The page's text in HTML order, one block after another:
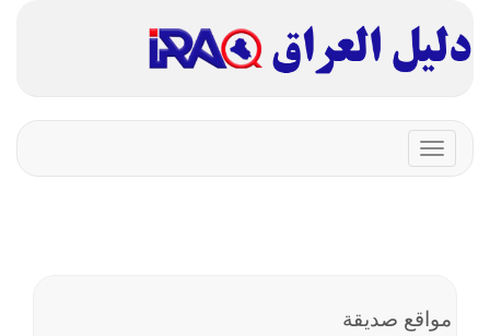
Toggle
navigation
مواقع صديقة